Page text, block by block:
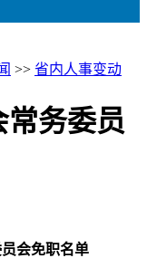
>> 省内人事变动
常务委员
会免职名单